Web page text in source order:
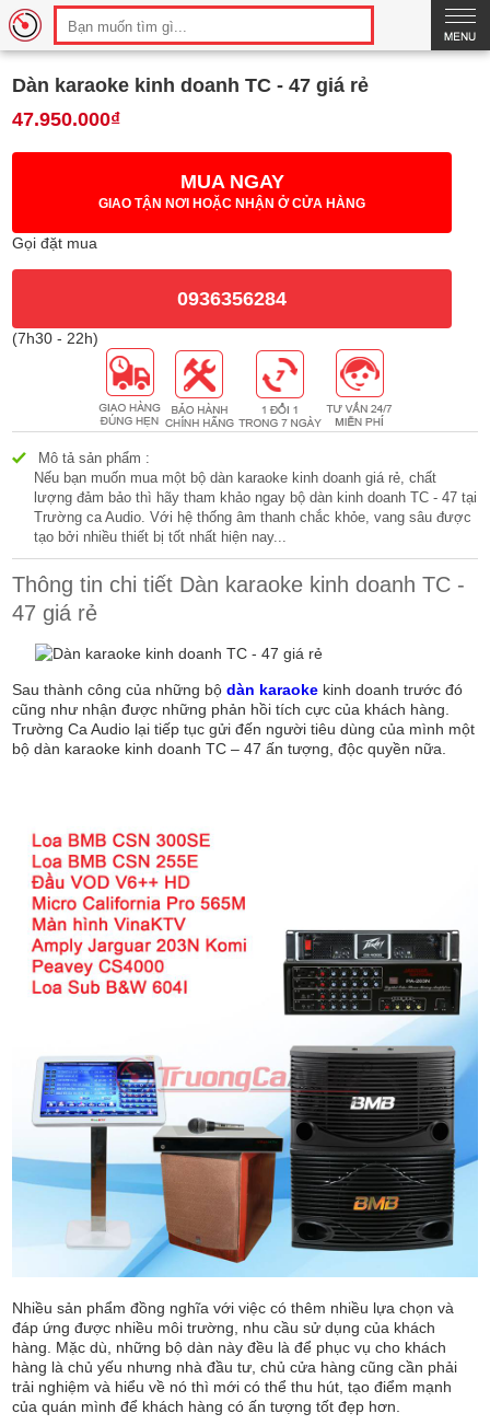
Dàn karaoke kinh doanh TC - 47 giá rẻ
Thông số Hình ảnh Bình luận
47.950.000₫
MUA NGAY
GIAO TẬN NƠI HOẶC NHẬN Ở CỬA HÀNG
Gọi đặt mua
0936356284
(7h30 - 22h)
Mô tả sản phẩm :
Nếu bạn muốn mua một bộ dàn karaoke kinh doanh giá rẻ, chất
lượng đảm bảo thì hãy tham khảo ngay bộ dàn kinh doanh TC - 47 tại
Trường ca Audio. Với hệ thống âm thanh chắc khỏe, vang sâu được
tạo bởi nhiều thiết bị tốt nhất hiện nay...
Thông tin chi tiết Dàn karaoke kinh doanh TC -
47 giá rẻ
Sau thành công của những bộdàn karaoke kinh doanh trước đó
cũng như nhận được những phản hồi tích cực của khách hàng.
Trường Ca Audio lại tiếp tục gửi đến người tiêu dùng của mình một
bộ dàn karaoke kinh doanh TC – 47 ấn tượng, độc quyền nữa.
Nhiều sản phẩm đồng nghĩa với việc có thêm nhiều lựa chọn và
đáp ứng được nhiều môi trường, nhu cầu sử dụng của khách
hàng. Mặc dù, những bộ dàn này đều là để phục vụ cho khách
hàng là chủ yếu nhưng nhà đầu tư, chủ cửa hàng cũng cần phải
trải nghiệm và hiểu về nó thì mới có thể thu hút, tạo điểm mạnh
của quán mình để khách hàng có ấn tượng tốt đẹp hơn.